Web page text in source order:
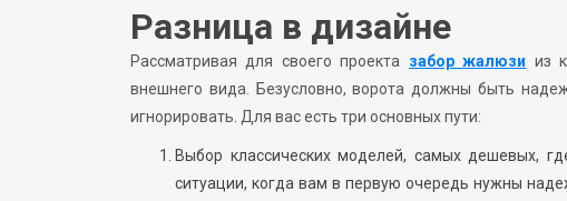
Разница в дизайне
Рассматривая для своего проекта забор жалюзи из
внешнего вида. Безусловно, ворота должны быть
игнорировать. Для вас есть три основных пути:
Выбор классических моделей, самых дешевых,
ситуации, когда вам в первую очередь нужны